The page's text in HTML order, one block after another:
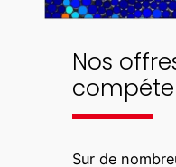
Nos
Sur de